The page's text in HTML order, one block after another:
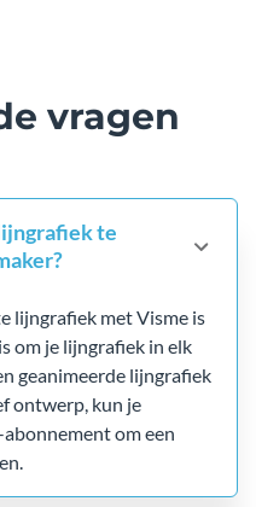
vragen
te
lijngrafiek met Visme is
om je lijngrafiek in elk
geanimeerde lijngrafiek
ontwerp, kun je
om een